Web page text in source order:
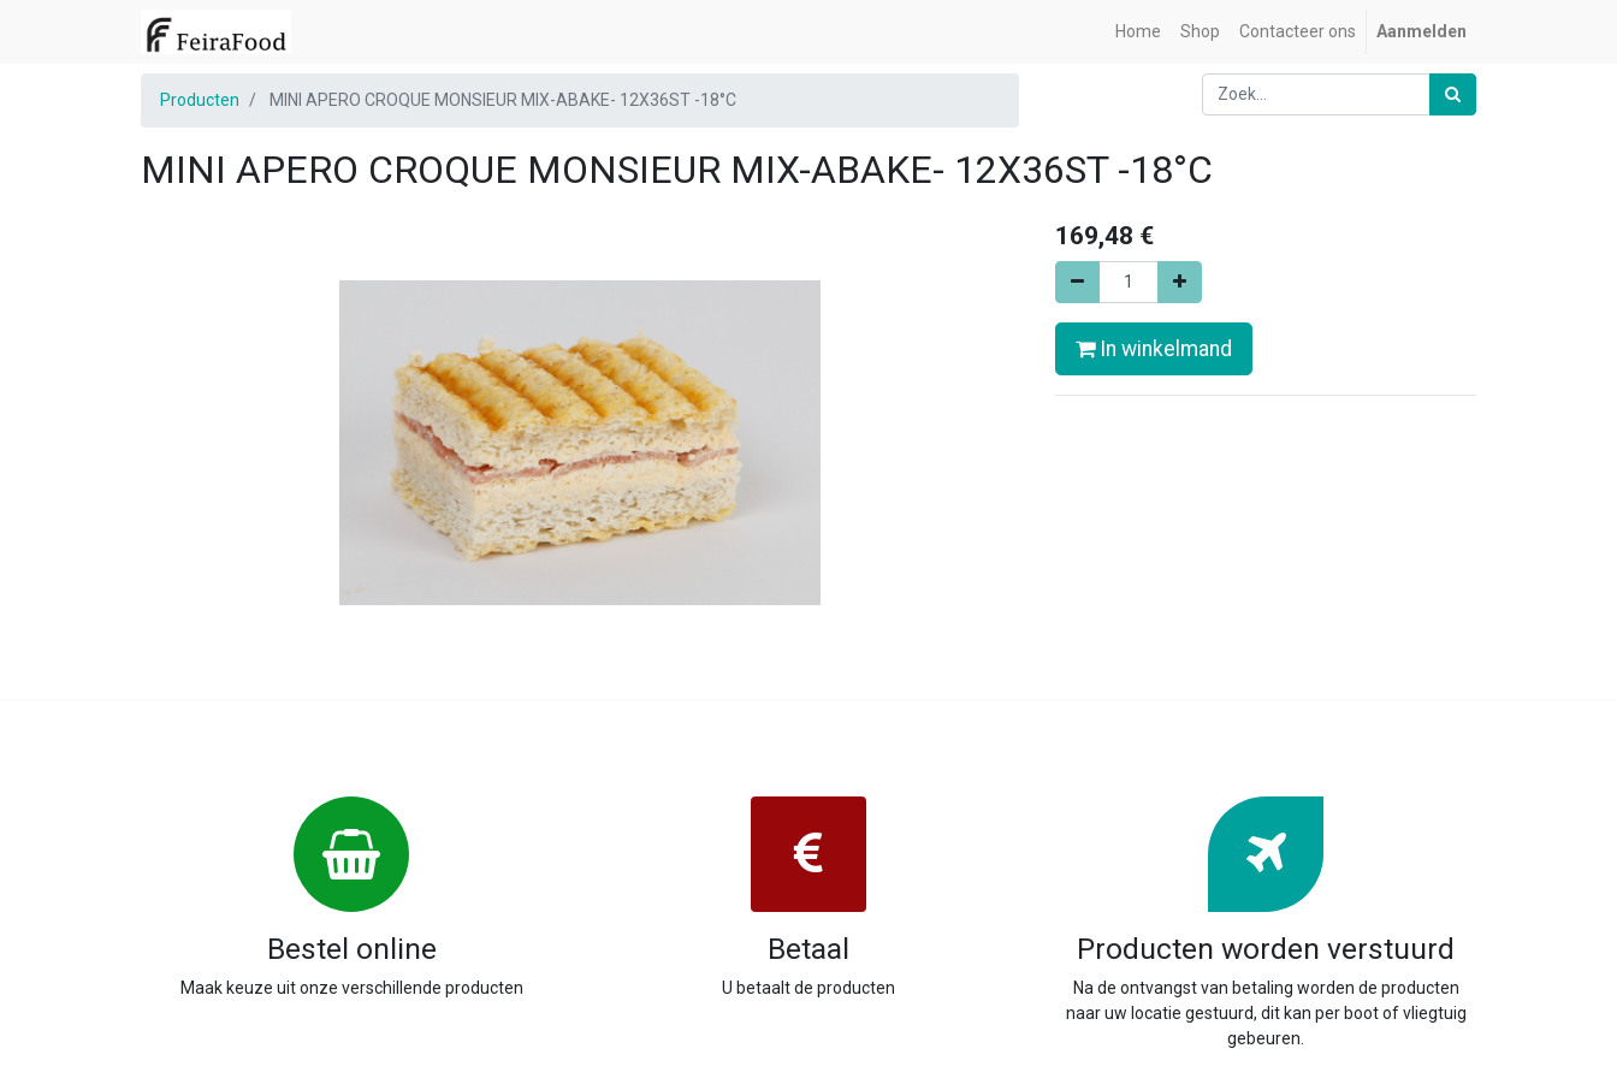
Home Shop Contacteer ons Aanmelden
Producten MINI APERO CROQUE MONSIEUR MIX-ABAKE- 12X36ST -18°C
MINI APERO CROQUE MONSIEUR MIX-ABAKE- 12X36ST -18°C
169,48 €
In winkelmand
Bestel online
Maak keuze uit onze verschillende producten
Betaal
U betaalt de producten
Producten worden verstuurd
Na de ontvangst van betaling worden de producten
naar uw locatie gestuurd, dit kan per boot of vliegtuig
gebeuren.